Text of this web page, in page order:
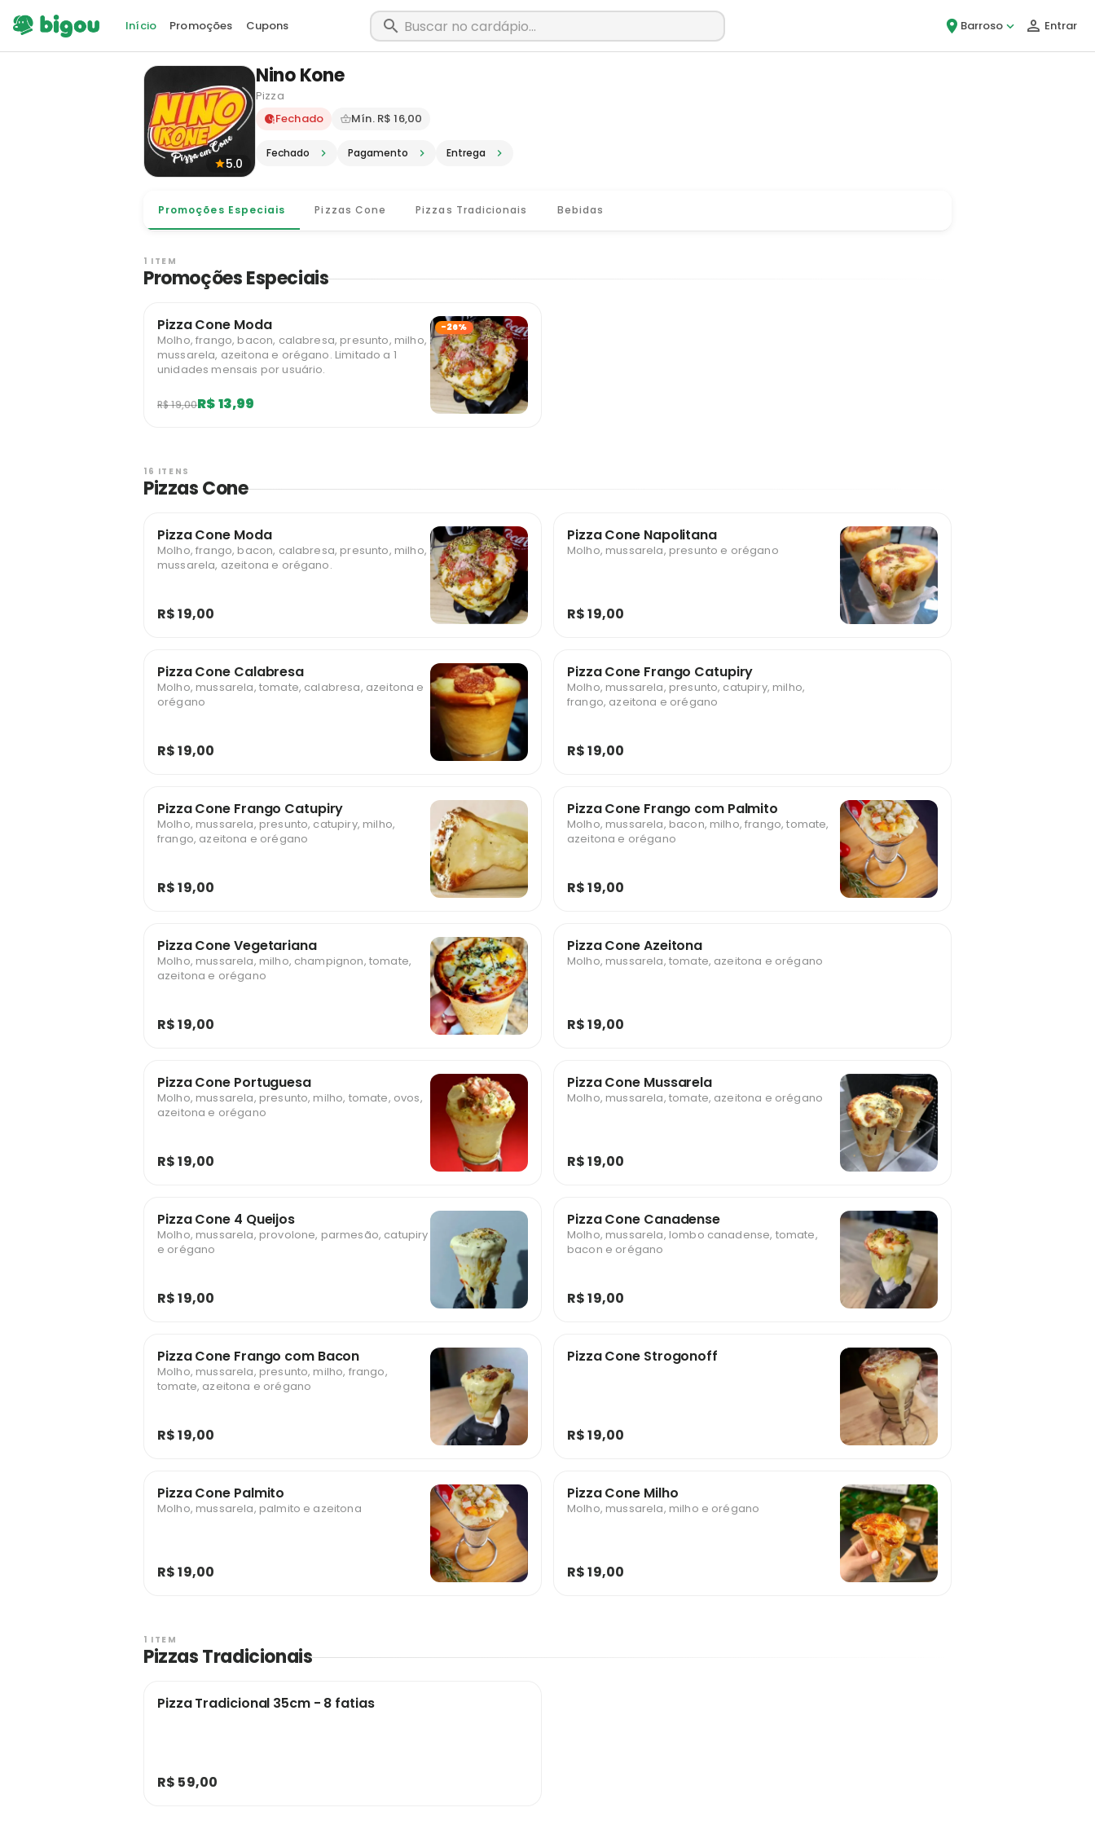
Início Promoções Cupons Barroso Entrar
5.0
Nino Kone
Pizza
Delivery em Barroso - MG · Pediu, chegou, é Bigou!
Fechado Mín. R$ 16,00
Fechado Pagamento Entrega
Promoções Especiais Pizzas Cone Pizzas Tradicionais Bebidas
1 ITEM
Promoções Especiais
Pizza Cone Moda
Molho, frango, bacon, calabresa, presunto, milho,
mussarela, azeitona e orégano. Limitado a 1
unidades mensais por usuário.
R$ 19,00R$ 13,99
-26%
16 ITENS
Pizzas Cone
Pizza Cone Moda
Molho, frango, bacon, calabresa, presunto, milho,
mussarela, azeitona e orégano.
R$ 19,00
Pizza Cone Napolitana
Molho, mussarela, presunto e orégano
R$ 19,00
Pizza Cone Calabresa
Molho, mussarela, tomate, calabresa, azeitona e
orégano
R$ 19,00
Pizza Cone Frango Catupiry
Molho, mussarela, presunto, catupiry, milho,
frango, azeitona e orégano
R$ 19,00
Pizza Cone Frango Catupiry
Molho, mussarela, presunto, catupiry, milho,
frango, azeitona e orégano
R$ 19,00
Pizza Cone Frango com Palmito
Molho, mussarela, bacon, milho, frango, tomate,
azeitona e orégano
R$ 19,00
Pizza Cone Vegetariana
Molho, mussarela, milho, champignon, tomate,
azeitona e orégano
R$ 19,00
Pizza Cone Azeitona
Molho, mussarela, tomate, azeitona e orégano
R$ 19,00
Pizza Cone Portuguesa
Molho, mussarela, presunto, milho, tomate, ovos,
azeitona e orégano
R$ 19,00
Pizza Cone Mussarela
Molho, mussarela, tomate, azeitona e orégano
R$ 19,00
Pizza Cone 4 Queijos
Molho, mussarela, provolone, parmesão, catupiry
e orégano
R$ 19,00
Pizza Cone Canadense
Molho, mussarela, lombo canadense, tomate,
bacon e orégano
R$ 19,00
Pizza Cone Frango com Bacon
Molho, mussarela, presunto, milho, frango,
tomate, azeitona e orégano
R$ 19,00
Pizza Cone Strogonoff
R$ 19,00
Pizza Cone Palmito
Molho, mussarela, palmito e azeitona
R$ 19,00
Pizza Cone Milho
Molho, mussarela, milho e orégano
R$ 19,00
1 ITEM
Pizzas Tradicionais
Pizza Tradicional 35cm - 8 fatias
R$ 59,00